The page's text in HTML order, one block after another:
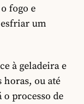
fogo e
um
à geladeira e
horas, ou até
processo de